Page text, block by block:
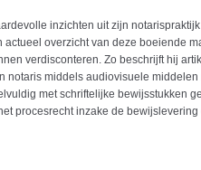
inzichten uit zijn
overzicht van deze boeiende
verdisconteren. Zo beschrijft hij
middels audiovisuele middelen
met schriftelijke bewijsstukken
procesrecht inzake de